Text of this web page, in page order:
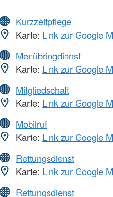
Kurzzeitpflege
Karte: Link zur Google
Menübringdienst
Karte: Link zur Google
Mitgliedschaft
Karte: Link zur Google
Mobilruf
Karte: Link zur Google
Rettungsdienst
Karte: Link zur Google
Rettungsdienst